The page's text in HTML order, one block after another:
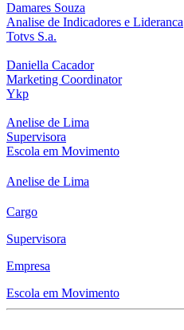
Damares Souza
Analise de Indicadores e Lideranca
Totvs S.a.
Daniella Cacador
Marketing Coordinator
Ykp
Anelise de Lima
Supervisora
Escola em Movimento
Anelise de Lima
Cargo
Supervisora
Empresa
Escola em Movimento